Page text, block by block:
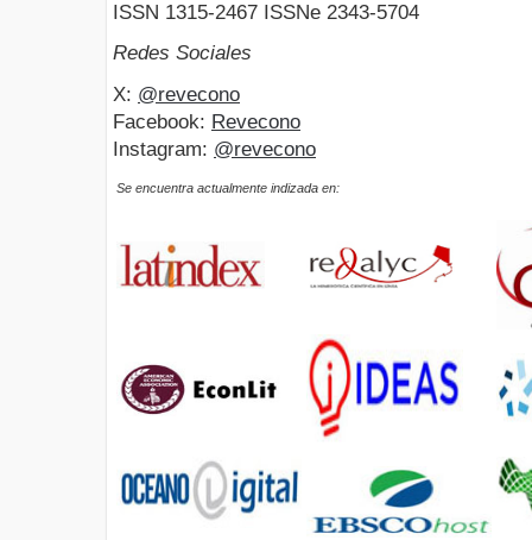
ISSN 1315-2467 ISSNe 2343-5704
Redes Sociales
X: @revecono
Facebook: Revecono
Instagram: @revecono
Se encuentra actualmente indizada en: